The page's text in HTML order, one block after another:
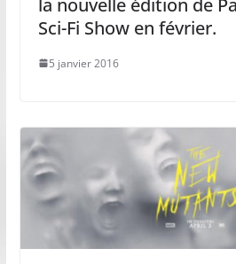
Sci-Fi Show en février.
5 janvier 2016